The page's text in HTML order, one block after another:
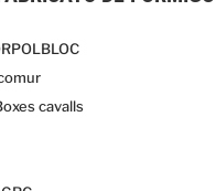
cavalls